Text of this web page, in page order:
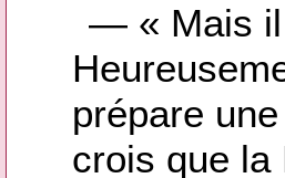
— « Mais il
prépare
crois que la